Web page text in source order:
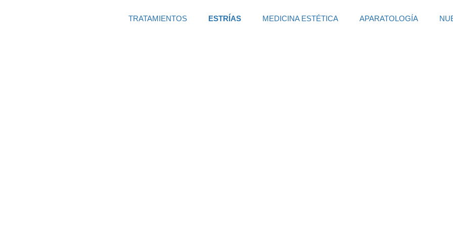
TRATAMIENTOS ESTRÍAS MEDICINA ESTÉTICA APARATOLOGÍA